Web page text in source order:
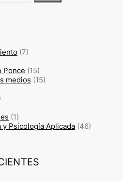
(7)
Ponce (15)
medios (15)
(1)
Psicología Aplicada (46)